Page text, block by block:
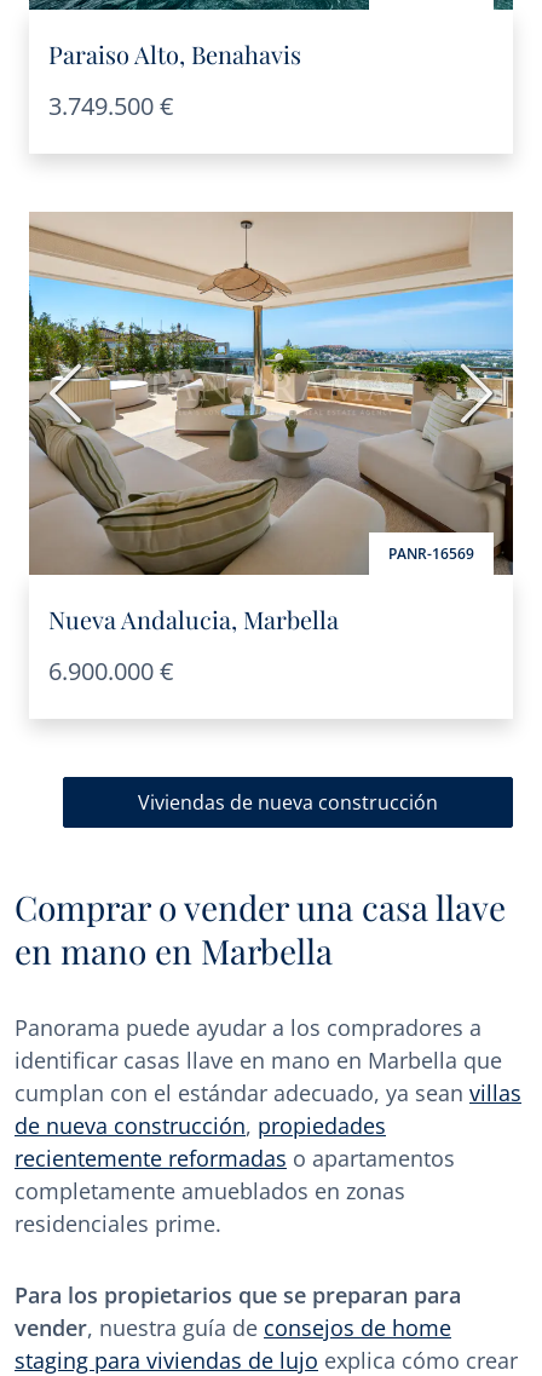
Paraiso Alto, Benahavis
3.749.500 €
PANR-16569
Anterior
Nueva Andalucia, Marbella
6.900.000 €
Viviendas de nueva construcción
Comprar o vender una casa llave
en mano en Marbella
Panorama puede ayudar a los compradores a
identificar casas llave en mano en Marbella que
cumplan con el estándar adecuado, ya sean villas
de nueva construcción, propiedades
recientemente reformadas o apartamentos
completamente amueblados en zonas
residenciales prime.
Para los propietarios que se preparan para
vender, nuestra guía de consejos de home
staging para viviendas de lujo explica cómo crear